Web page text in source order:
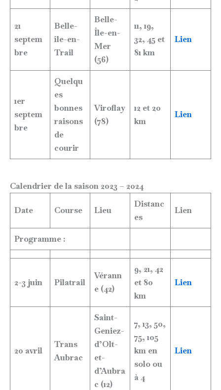
21
septem
bre
Belle-
île-en-
Trail
Belle-
Île-en-
Mer
(56)
11, 19,
32, 45 et
81 km
Lien
1er
septem
bre
Quelqu
es
bonnes
raisons
de
courir
Viroflay
(78)
12 et 20
km
Lien
Calendrier de la saison 2023 – 2024
Date Course Lieu
Distanc
es
Lien
Programme :
2-3 juin Pilatrail
Vérann
e (42)
9, 21, 42
et 80
km
Lien
20 avril
Trans
Aubrac
Saint-
Geniez-
d’Olt-
et-
d’Aubra
c (12)
7, 13, 50,
75, 105
km en
solo ou
à 4
Lien